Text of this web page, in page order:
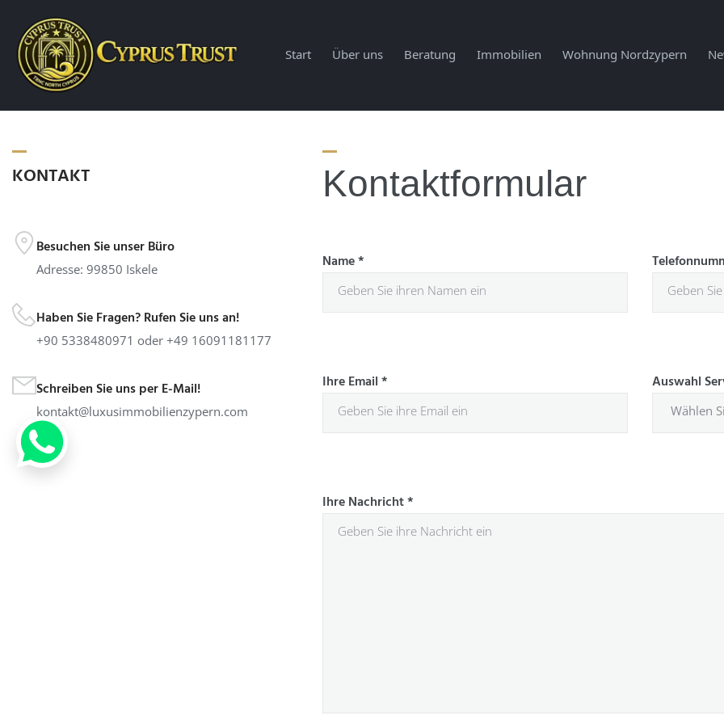
Start Über uns Beratung Immobilien Wohnung Nordzypern
KONTAKT
Besuchen Sie unser Büro
Adresse: 99850 Iskele
Haben Sie Fragen? Rufen Sie uns an!
+90 5338480971 oder +49 16091181177
Schreiben Sie uns per E-Mail!
kontakt@luxusimmobilienzypern.com
Kontaktformular
Name*
Ihre Email* Auswahl
Ihre Nachricht*